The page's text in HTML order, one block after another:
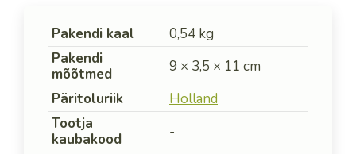
Pakendi kaal
0,54 kg
Pakendi
mõõtmed
9 × 3,5 × 11 cm
Päritoluriik
Holland
Tootja
kaubakood
-